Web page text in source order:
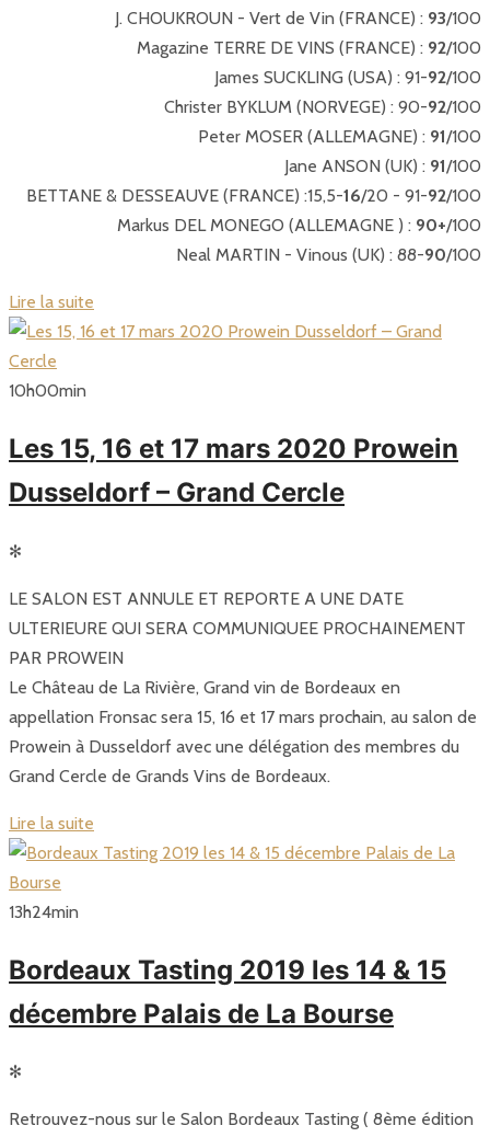
J. CHOUKROUN - Vert de Vin (FRANCE) : 93/100
Magazine TERRE DE VINS (FRANCE) : 92/100
James SUCKLING (USA) : 91-92/100
Christer BYKLUM (NORVEGE) : 90-92/100
Peter MOSER (ALLEMAGNE) : 91/100
Jane ANSON (UK) : 91/100
BETTANE & DESSEAUVE (FRANCE) :15,5-16/20 - 91-92/100
Markus DEL MONEGO (ALLEMAGNE ) : 90+/100
Neal MARTIN - Vinous (UK) : 88-90/100
Lire la suite
10h00min
Les 15, 16 et 17 mars 2020 Prowein
Dusseldorf – Grand Cercle
✻
LE SALON EST ANNULE ET REPORTE A UNE DATE
ULTERIEURE QUI SERA COMMUNIQUEE PROCHAINEMENT
PAR PROWEIN
Le Château de La Rivière, Grand vin de Bordeaux en
appellation Fronsac sera 15, 16 et 17 mars prochain, au salon de
Prowein à Dusseldorf avec une délégation des membres du
Grand Cercle de Grands Vins de Bordeaux.
Lire la suite
13h24min
Bordeaux Tasting 2019 les 14 & 15
décembre Palais de La Bourse
✻
Retrouvez-nous sur le Salon Bordeaux Tasting ( 8ème édition